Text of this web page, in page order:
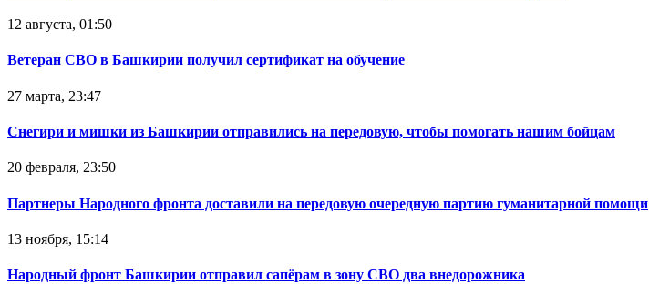
12 августа, 01:50
Ветеран СВО в Башкирии получил сертификат на обучение
27 марта, 23:47
Снегири и мишки из Башкирии отправились на передовую, чтобы помогать нашим бойцам
20 февраля, 23:50
Партнеры Народного фронта доставили на передовую очередную партию гуманитарной помощи
13 ноября, 15:14
Народный фронт Башкирии отправил сапёрам в зону СВО два внедорожника